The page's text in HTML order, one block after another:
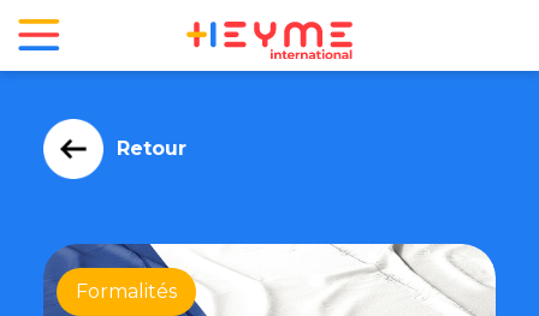
Retour
Formalités